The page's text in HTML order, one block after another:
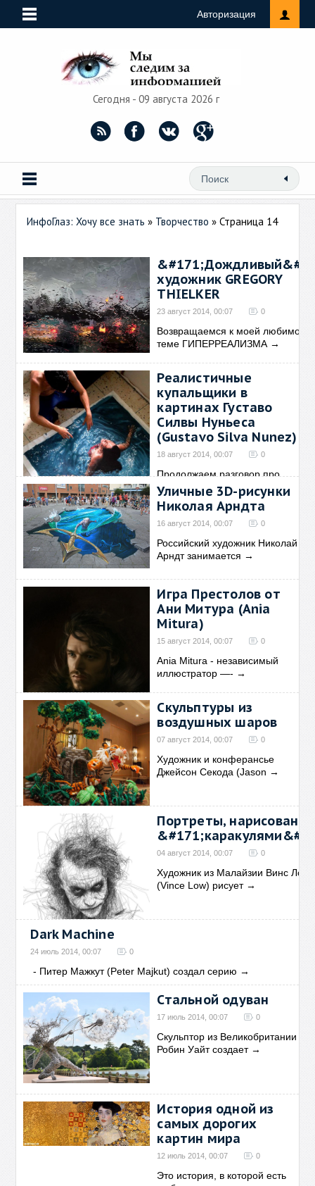
Авторизация
Сегодня - 09 августа 2026 г
ИнфоГлаз: Хочу все знать » Творчество » Страница 14
художник GREGORY
THIELKER
23 август 2014, 00:07 0
Возвращаемся к моей любимой
теме ГИПЕРРЕАЛИЗМА →
Реалистичные
купальщики в
картинах Густаво
Силвы Нуньеса
(Gustavo Silva Nunez)
18 август 2014, 00:07 0
Продолжаем разговор про
мой любимый гиперреализм
→
Уличные 3D-рисунки
Николая Арндта
16 август 2014, 00:07 0
Российский художник Николай
Арндт занимается →
Игра Престолов от
Ани Митура (Ania
Mitura)
15 август 2014, 00:07 0
Ania Mitura - независимый
иллюстратор —- →
Скульптуры из
воздушных шаров
07 август 2014, 00:07 0
Художник и конферансье
Джейсон Секода (Jason →
Портреты,
04 август 2014, 00:07 0
Художник из Малайзии Винс Лоу
(Vince Low) рисует→
Dark Machine
24 июль 2014, 00:07 0
- Питер Мажкут (Peter Majkut) создал серию →
Стальной одуван
17 июль 2014, 00:07 0
Скульптор из Великобритании
Робин Уайт создает→
История одной из
самых дорогих
картин мира
12 июль 2014, 00:07 0
Это история, в которой есть